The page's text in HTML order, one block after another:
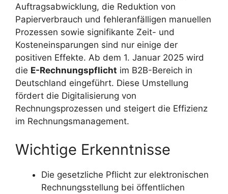
Auftragsabwicklung, die Reduktion von
Papierverbrauch und fehleranfälligen manuellen
Prozessen sowie signifikante Zeit- und
Kosteneinsparungen sind nur einige der
positiven Effekte. Ab dem 1. Januar 2025 wird
die E-Rechnungspflicht im B2B-Bereich in
Deutschland eingeführt. Diese Umstellung
fördert die Digitalisierung von
Rechnungsprozessen und steigert die Effizienz
im Rechnungsmanagement.
Wichtige Erkenntnisse
Die gesetzliche Pflicht zur elektronischen
Rechnungsstellung bei öffentlichen